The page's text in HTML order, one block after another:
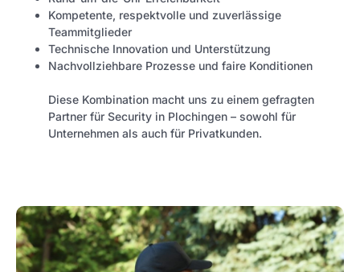
Kompetente, respektvolle und zuverlässige
Teammitglieder
Technische Innovation und Unterstützung
Nachvollziehbare Prozesse und faire Konditionen
Diese Kombination macht uns zu einem gefragten
Partner für Security in Plochingen – sowohl für
Unternehmen als auch für Privatkunden.